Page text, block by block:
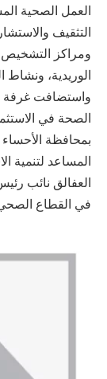
العمل الصحية
التثقيف
ومراكز
الوريدية، ونشاط
واستضافت غرفة
الصحة في
بمحافظة الأحساء
المساعد لتنمية
العفالق نائب
في القطاع